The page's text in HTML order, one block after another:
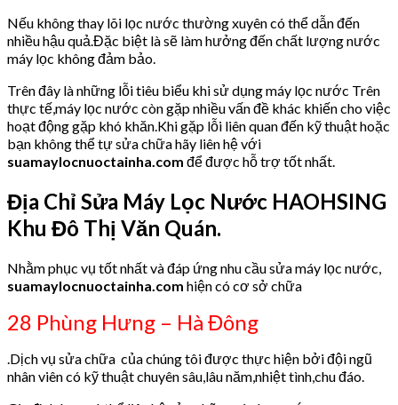
Nếu không thay lõi lọc nước thường xuyên có thể dẫn đến
nhiều hậu quả.Đặc biệt là sẽ làm hưởng đến chất lượng nước
máy lọc không đảm bảo.
Trên đây là những lỗi tiêu biểu khi sử dụng máy lọc nước Trên
thực tế,máy lọc nước còn gặp nhiều vấn đề khác khiến cho việc
hoạt động gặp khó khăn.Khi gặp lỗi liên quan đến kỹ thuật hoặc
bạn không thể tự sửa chữa hãy liên hệ với
suamaylocnuoctainha.com để được hỗ trợ tốt nhất.
Địa Chỉ Sửa Máy Lọc Nước HAOHSING
Khu Đô Thị Văn Quán.
Nhằm phục vụ tốt nhất và đáp ứng nhu cầu sửa máy lọc nước,
suamaylocnuoctainha.com hiện có cơ sở chữa
28 Phùng Hưng – Hà Đông
.Dịch vụ sửa chữa của chúng tôi được thực hiện bởi đội ngũ
nhân viên có kỹ thuật chuyên sâu,lâu năm,nhiệt tình,chu đáo.